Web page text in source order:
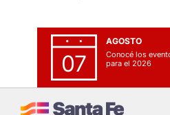
07
AGOSTO
Conocé los
para el 2026